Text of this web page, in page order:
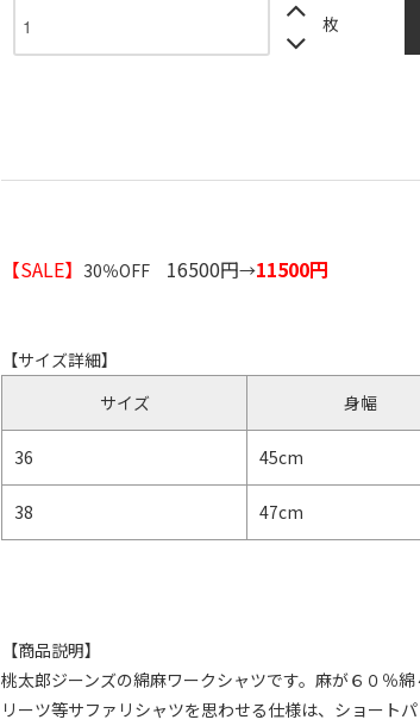
枚
【SALE】 30％OFF 16500円→11500円
【サイズ詳細】
サイズ
身幅
36 45cm
38 47cm
【商品説明】
桃太郎ジーンズの綿麻ワークシャツです。麻が６０％
リーツ等サファリシャツを思わせる仕様は、ショート